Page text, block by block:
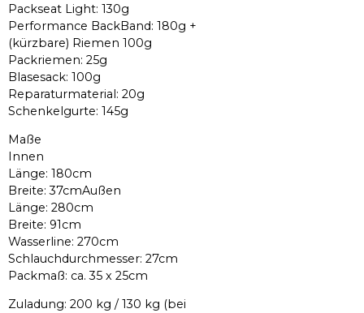
Packseat Light: 130g
Performance BackBand: 180g +
(kürzbare) Riemen 100g
Packriemen: 25g
Blasesack: 100g
Reparaturmaterial: 20g
Schenkelgurte: 145g
Maße
Innen
Länge: 180cm
Breite: 37cmAußen
Länge: 280cm
Breite: 91cm
Wasserline: 270cm
Schlauchdurchmesser: 27cm
Packmaß: ca. 35 x 25cm
Zuladung: 200 kg / 130 kg (bei